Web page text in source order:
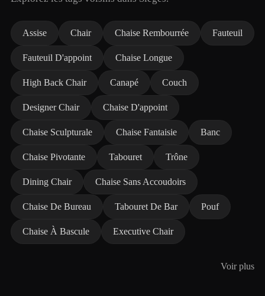
Assise Chair Chaise Rembourrée Fauteuil
Fauteuil D'appoint Chaise Longue
High Back Chair Canapé Couch
Designer Chair Chaise D'appoint
Chaise Sculpturale Chaise Fantaisie Banc
Chaise Pivotante Tabouret Trône
Dining Chair Chaise Sans Accoudoirs
Chaise De Bureau Tabouret De Bar Pouf
Chaise À Bascule Executive Chair
Voir plus